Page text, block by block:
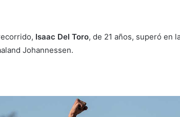
Isaac Del Toro, de 21 años, superó en
Johannessen.